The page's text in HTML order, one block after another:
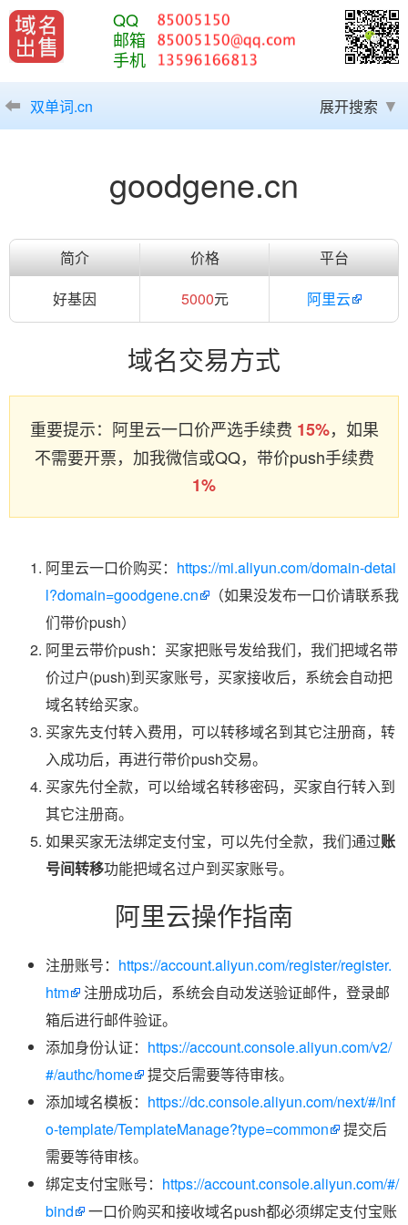
QQ
邮箱
手机
双单词.cn 展开搜索
goodgene.cn
简介 价格
平台
好基因
5000元 阿里云
域名交易方式
重要提示：阿里云一口价严选手续费 15%，如果
不需要开票，加我微信或QQ，带价push手续费
1%
阿里云一口价购买： https://mi.aliyun.com/domain-detai
l?domain=goodgene.cn
（如果没发布一口价请联系我
们带价push）
阿里云带价push：买家把账号发给我们，我们把域名带
价过户(push)到买家账号，买家接收后，系统会自动把
域名转给买家。
买家先支付转入费用，可以转移域名到其它注册商，转
入成功后，再进行带价push交易。
买家先付全款，可以给域名转移密码，买家自行转入到
其它注册商。
如果买家无法绑定支付宝，可以先付全款，我们通过账
号间转移功能把域名过户到买家账号。
阿里云操作指南
注册账号： https://account.aliyun.com/register/register.
htm
注册成功后，系统会自动发送验证邮件，登录邮
箱后进行邮件验证。
添加身份认证： https://account.console.aliyun.com/v2/
#/authc/home
提交后需要等待审核。
添加域名模板： https://dc.console.aliyun.com/next/#/inf
o-template/TemplateManage?type=common
提交后
需要等待审核。
绑定支付宝账号： https://account.console.aliyun.com/#/
bind
一口价购买和接收域名push都必须绑定支付宝账